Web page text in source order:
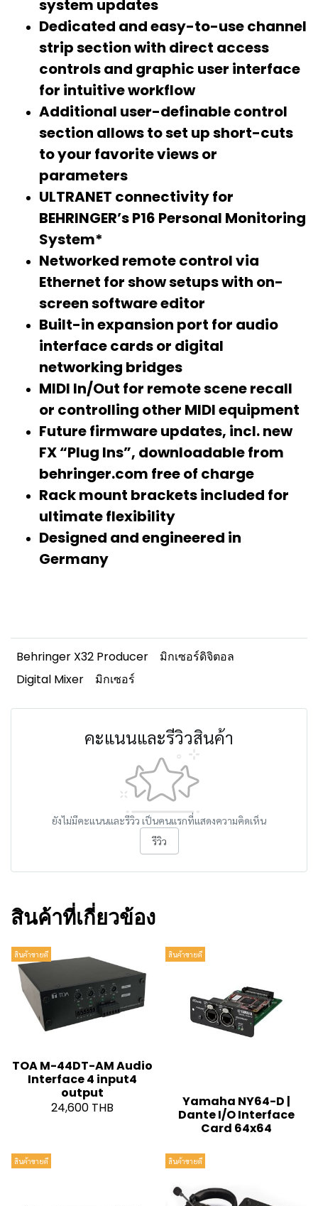
system updates
Dedicated and easy-to-use channel
strip section with direct access
controls and graphic user interface
for intuitive workflow
Additional user-definable control
section allows to set up short-cuts
to your favorite views or
parameters
ULTRANET connectivity for
BEHRINGER’s P16 Personal Monitoring
System*
Networked remote control via
Ethernet for show setups with on-
screen software editor
Built-in expansion port for audio
interface cards or digital
networking bridges
MIDI In/Out for remote scene recall
or controlling other MIDI equipment
Future firmware updates, incl. new
FX “Plug Ins”, downloadable from
behringer.com free of charge
Rack mount brackets included for
ultimate flexibility
Designed and engineered in
Germany
Behringer X32 Producer
มิกเซอร์ดิจิตอล
Digital Mixer
มิกเซอร์
คะแนนและรีวิวสินค้า
ยังไม่มีคะแนนและรีวิว เป็นคนแรกที่แสดงความคิดเห็น
รีวิว
สินค้าที่เกี่ยวข้อง
สินค้าขายดี
TOA M-44DT-AM Audio
Interface 4 input4
output
24,600 THB
สินค้าขายดี
Yamaha NY64-D |
Dante I/O Interface
Card 64x64
สินค้าขายดี สินค้าขายดี